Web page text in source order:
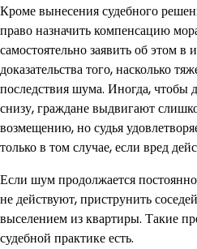
Кроме вынесения судебного
право назначить компенсацию
самостоятельно заявить об этом в
доказательства того, насколько
последствия шума. Иногда, чтобы
снизу, граждане выдвигают
возмещению, но судья
только в том случае, если вред
Если шум продолжается
не действуют, приструнить
выселением из квартиры. Такие
судебной практике есть.